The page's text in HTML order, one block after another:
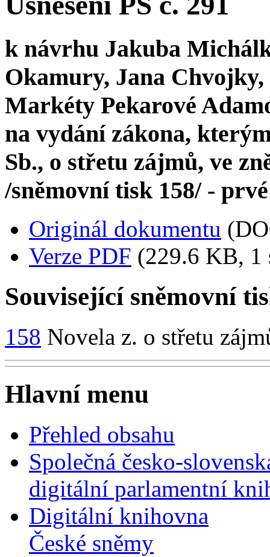
k návrhu Jakuba
Okamury, Jana
Markéty Pekarové
na vydání zákona,
Sb., o střetu zájmů, ve
/sněmovní tisk 158/ -
Originál dokumentu
Verze PDF (229.6 KB, 1
Související sněmovní
158 Novela z. o střetu
Hlavní menu
Přehled obsahu
Společná česko-
digitální parlamentní
Digitální knihovna
České sněmy